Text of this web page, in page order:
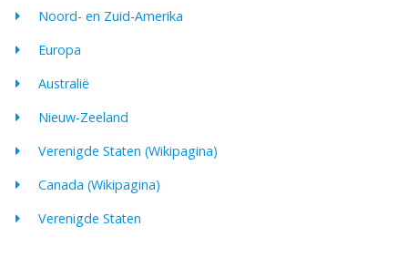
Noord- en Zuid-Amerika
Europa
Australië
Nieuw-Zeeland
Verenigde Staten (Wikipagina)
Canada (Wikipagina)
Verenigde Staten